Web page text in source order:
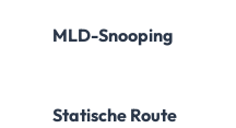
MLD-Snooping
Statische Route